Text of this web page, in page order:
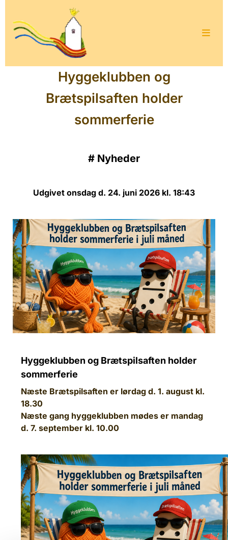
Hyggeklubben og
Brætspilsaften holder
sommerferie
# Nyheder
Udgivet onsdag d. 24. juni 2026 kl. 18:43
Hyggeklubben og Brætspilsaften holder
sommerferie
Næste Brætspilsaften er lørdag d. 1. august kl.
18.30
Næste gang hyggeklubben mødes er mandag
d. 7. september kl. 10.00